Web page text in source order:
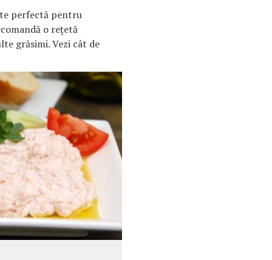
perfectă pentru
o reţetă
grăsimi. Vezi cât de